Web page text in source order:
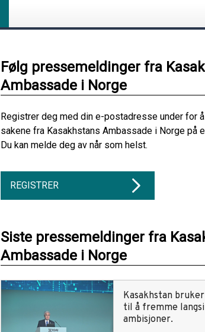
Følg pressemeldinger fra
Ambassade i Norge
Registrer deg med din e-postadresse under for
sakene fra Kasakhstans Ambassade i Norge på
Du kan melde deg av når som helst.
REGISTRER
Siste pressemeldinger fra
Ambassade i Norge
Kasakhstan
til å fremme
ambisjoner.